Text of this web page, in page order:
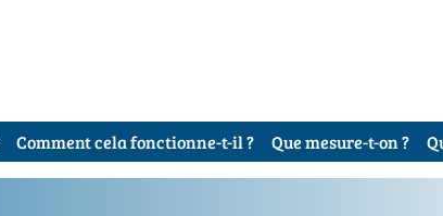
Comment cela fonctionne-t-il ? Que mesure-t-on ?